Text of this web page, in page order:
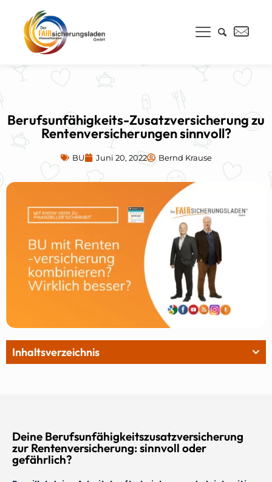
Berufsunfähigkeits-Zusatzversicherung zu
Rentenversicherungen sinnvoll?
BU Juni 20, 2022 Bernd Krause
Inhaltsverzeichnis
Deine Berufsunfähigkeitszusatzversicherung
zur Rentenversicherung: sinnvoll oder
gefährlich?